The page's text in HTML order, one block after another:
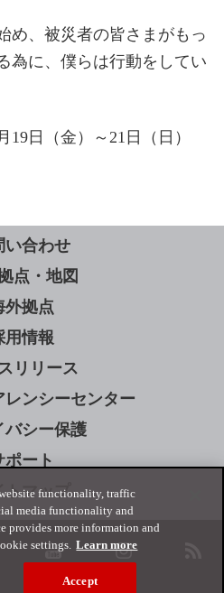
め、被災者の皆さまがもっ
為に、僕らは行動をしてい
日（金）～21日（日）
い合わせ
点・地図
外拠点
用情報
リリース
レンシーセンター
バシー保護
ポート
トマップ
youtube instagram
functionality, traffic
media functionality and
provides more information and
settings. Learn more
Accept